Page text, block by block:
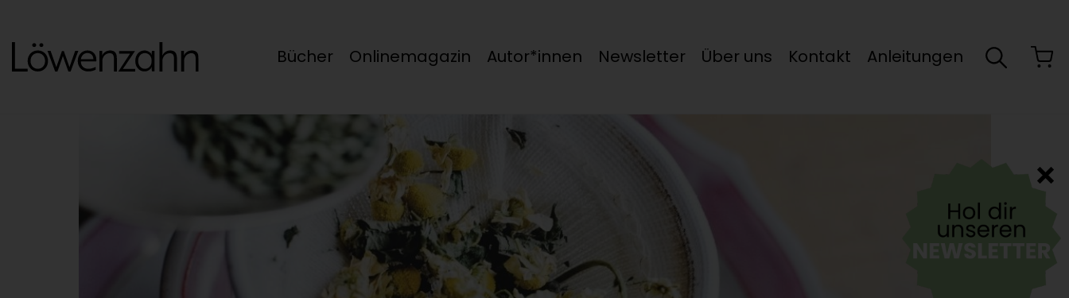
Bücher Onlinemagazin Autor*innen Newsletter Über uns Kontakt Anleitungen